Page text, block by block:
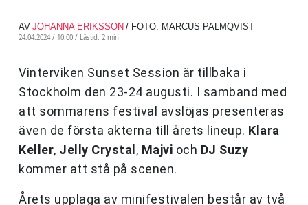
AV JOHANNA ERIKSSON / FOTO: MARCUS PALMQVIST
24.04.2024 / 10:00 / Lästid: 2 min
Vinterviken Sunset Session är tillbaka i
Stockholm den 23-24 augusti. I samband med
att sommarens festival avslöjas presenteras
även de första akterna till årets lineup. Klara
Keller, Jelly Crystal , Majvi och DJ Suzy
kommer att stå på scenen.
Årets upplaga av minifestivalen består av två